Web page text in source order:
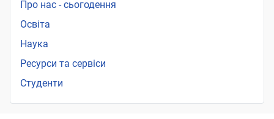
Про нас - сьогодення
Освіта
Наука
Ресурси та сервіси
Студенти